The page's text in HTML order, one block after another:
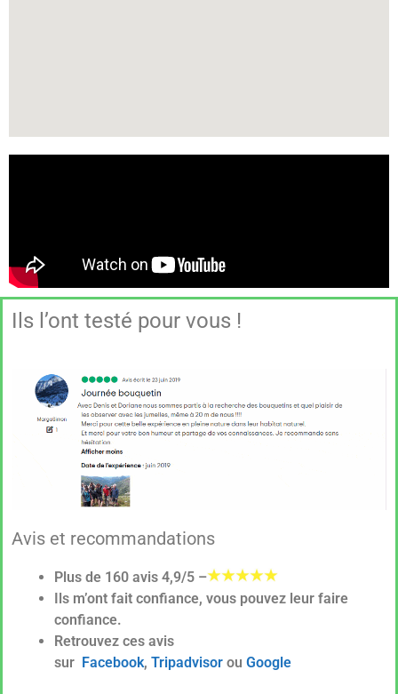
Ils l’ont testé pour vous !
Avis et recommandations
Plus de 160 avis 4,9/5 –
Ils m’ont fait confiance, vous pouvez leur faire
confiance.
Retrouvez ces avis
sur Facebook, Tripadvisor ou Google